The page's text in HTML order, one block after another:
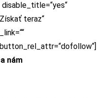
teraz“
nám